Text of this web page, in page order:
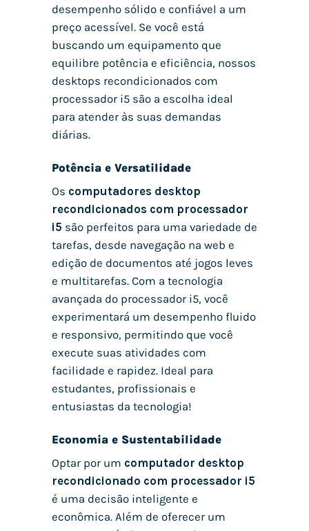
desempenho sólido e confiável a um
preço acessível. Se você está
buscando um equipamento que
equilibre potência e eficiência, nossos
desktops recondicionados com
processador i5 são a escolha ideal
para atender às suas demandas
diárias.
Potência e Versatilidade
Os computadores desktop
recondicionados com processador
i5 são perfeitos para uma variedade de
tarefas, desde navegação na web e
edição de documentos até jogos leves
e multitarefas. Com a tecnologia
avançada do processador i5, você
experimentará um desempenho fluido
e responsivo, permitindo que você
execute suas atividades com
facilidade e rapidez. Ideal para
estudantes, profissionais e
entusiastas da tecnologia!
Economia e Sustentabilidade
Optar por um computador desktop
recondicionado com processador i5
é uma decisão inteligente e
econômica. Além de oferecer um